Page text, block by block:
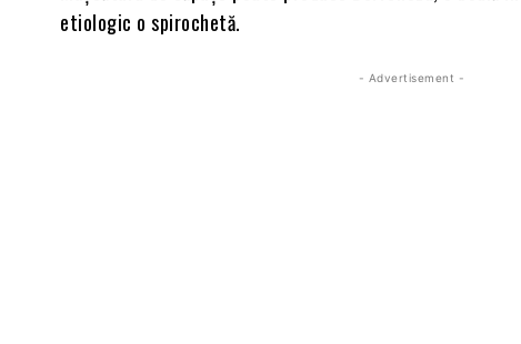
etiologic o spirochetă.
- Advertisement -